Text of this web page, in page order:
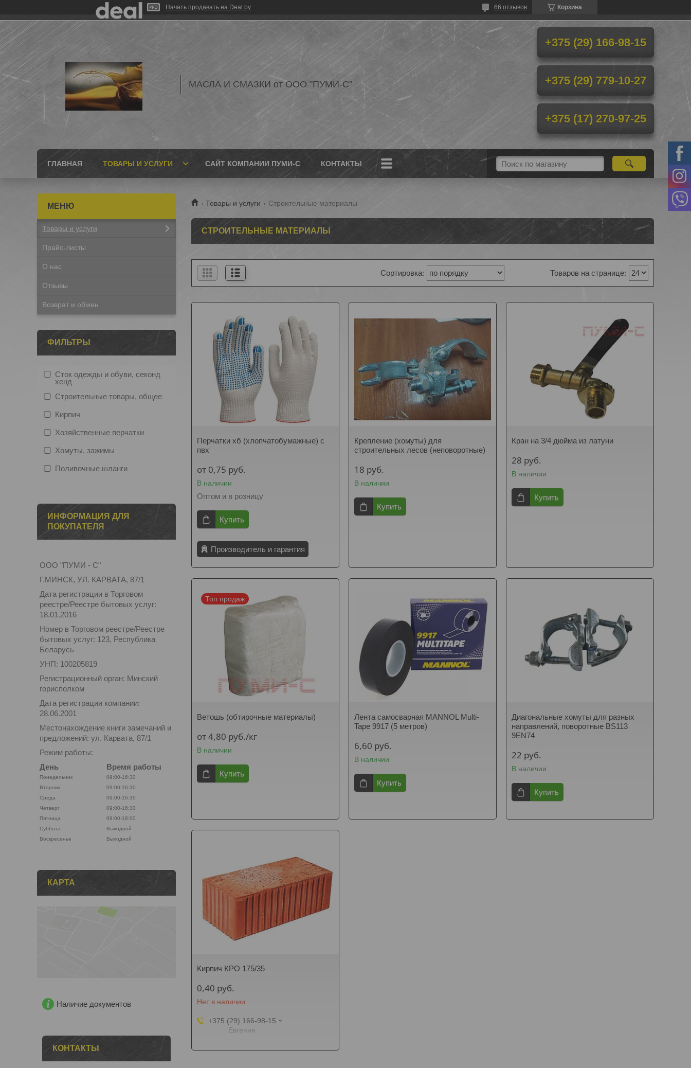
Начать продавать на Deal.by Корзина
66 отзывов
МАСЛА И СМАЗКИ от ООО "ПУМИ-С"
+375 (29) 166-98-15
+375 (29) 779-10-27
+375 (17) 270-97-25
ГЛАВНАЯ ТОВАРЫ И УСЛУГИ САЙТ КОМПАНИИ ПУМИ-С КОНТАКТЫ
Товары и услуги Строительные материалы
СТРОИТЕЛЬНЫЕ МАТЕРИАЛЫ
Перчатки хб (хлопчатобумажные) с
пвх
от 0,75 руб.
В наличии
Оптом и в розницу
Купить
Производитель и гарантия
Крепление (хомуты) для
строительных лесов (неповоротные)
18 руб.
В наличии
Купить
Кран на 3/4 дюйма из латуни
28 руб.
В наличии
Купить
Топ продаж
Ветошь (обтирочные материалы)
от 4,80 руб./кг
В наличии
Купить
Лента самосварная MANNOL Multi-
Tape 9917 (5 метров)
6,60 руб.
В наличии
Купить
Диагональные хомуты для разных
направлений, поворотные BS113
9EN74
22 руб.
В наличии
Купить
Кирпич КРО 175/35
0,40 руб.
Нет в наличии
+375 (29) 166-98-15
Евгения
Товары и услуги
Прайс-листы
О нас
Отзывы
Возврат и обмен
ФИЛЬТРЫ
Сток одежды и обуви, секонд
хенд
Строительные товары, общее
Кирпич
Хозяйственные перчатки
Хомуты, зажимы
Поливочные шланги
ИНФОРМАЦИЯ ДЛЯ
ПОКУПАТЕЛЯ
ООО "ПУМИ - С"
Г.МИНСК, УЛ. КАРВАТА, 87/1
Дата регистрации в Торговом
реестре/Реестре бытовых услуг:
18.01.2016
Номер в Торговом реестре/Реестре
бытовых услуг: 123, Республика
Беларусь
УНП: 100205819
Регистрационный орган: Минский
горисполком
Дата регистрации компании:
28.06.2001
Местонахождение книги замечаний и
предложений: ул. Карвата, 87/1
Режим работы:
День
Время работы
Понедельник
09:00-16:30
Вторник
09:00-16:30
Среда
09:00-16:30
Четверг
09:00-16:30
Пятница
09:00-16:00
Суббота
Выходной
Воскресенье
Выходной
КАРТА
Наличие документов
КОНТАКТЫ